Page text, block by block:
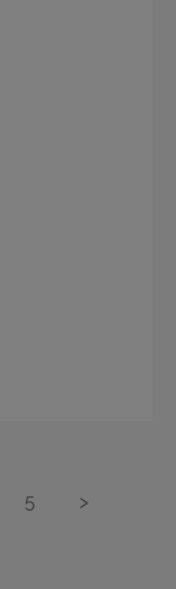
5
>